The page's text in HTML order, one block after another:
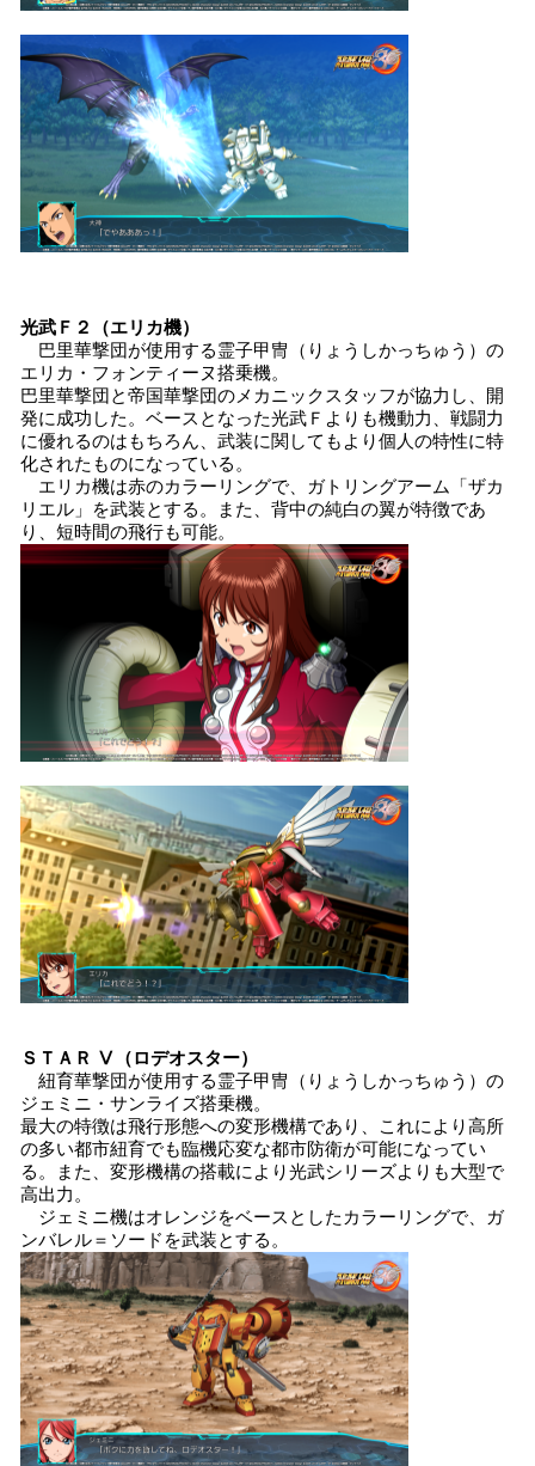
光武Ｆ２（エリカ機）
巴里華撃団が使用する霊子甲冑（りょうしかっちゅう）の
エリカ・フォンティーヌ搭乗機。
巴里華撃団と帝国華撃団のメカニックスタッフが協力し、開
発に成功した。ベースとなった光武Ｆよりも機動力、戦闘力
に優れるのはもちろん、武装に関してもより個人の特性に特
化されたものになっている。
エリカ機は赤のカラーリングで、ガトリングアーム「ザカ
リエル」を武装とする。また、背中の純白の翼が特徴であ
り、短時間の飛行も可能。
ＳＴＡＲ Ⅴ（ロデオスター）
紐育華撃団が使用する霊子甲冑（りょうしかっちゅう）の
ジェミニ・サンライズ搭乗機。
最大の特徴は飛行形態への変形機構であり、これにより高所
の多い都市紐育でも臨機応変な都市防衛が可能になってい
る。また、変形機構の搭載により光武シリーズよりも大型で
高出力。
ジェミニ機はオレンジをベースとしたカラーリングで、ガ
ンバレル＝ソードを武装とする。